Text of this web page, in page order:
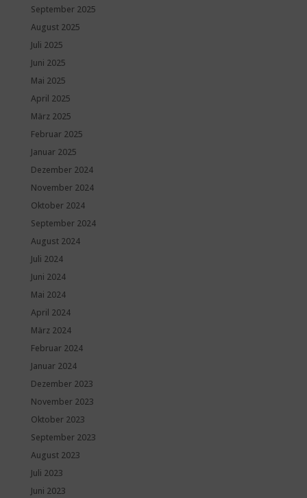
September 2025
August 2025
Juli 2025
Juni 2025
Mai 2025
April 2025
März 2025
Februar 2025
Januar 2025
Dezember 2024
November 2024
Oktober 2024
September 2024
August 2024
Juli 2024
Juni 2024
Mai 2024
April 2024
März 2024
Februar 2024
Januar 2024
Dezember 2023
November 2023
Oktober 2023
September 2023
August 2023
Juli 2023
Juni 2023